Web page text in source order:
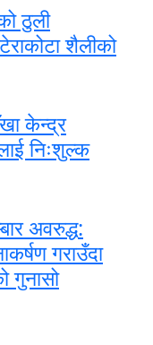
ठुली
शैलीको
केन्द्र
निःशुल्क
अवरुद्ध:
गराउँदा
गुनासो